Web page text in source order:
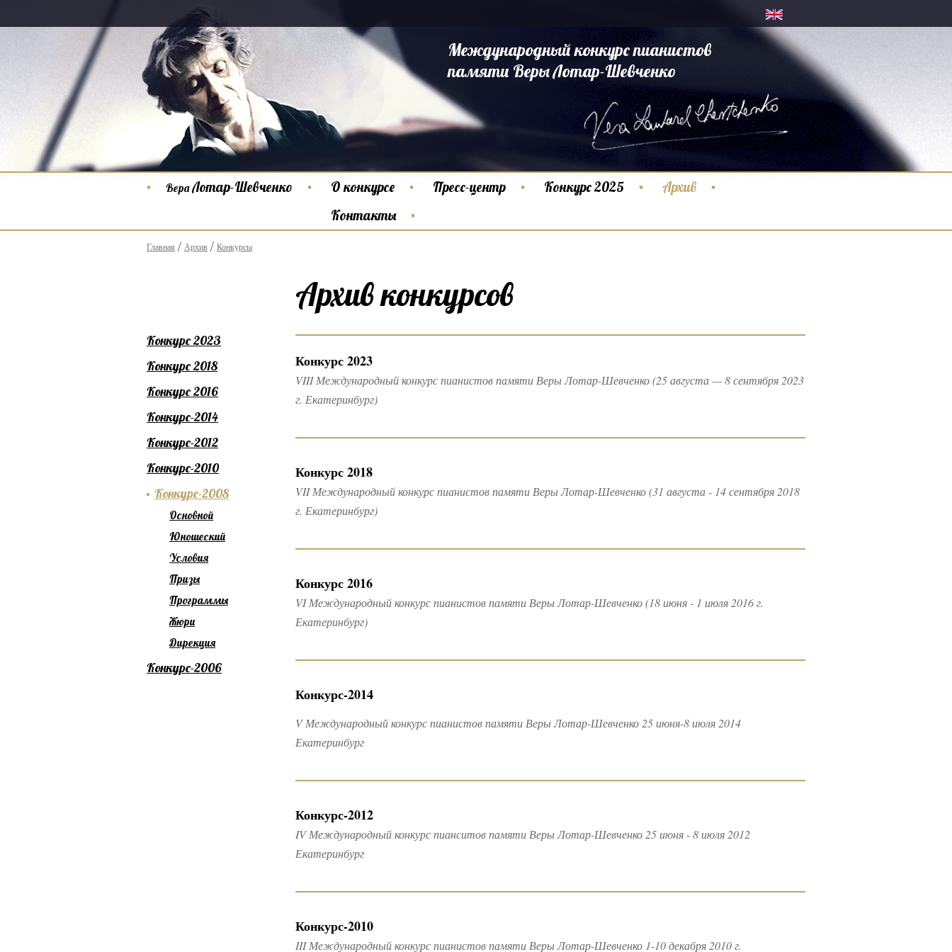
Международный конкурс пианистов
памяти Веры Лотар-Шевченко
ВераЛотар-Шевченко О конкурсе Пресс-центр Конкурс 2025
Архив
Контакты
Главная Архив Конкурсы
Архив конкурсов
Конкурс 2023
VIII Международный конкурс пианистов памяти Веры Лотар-Шевченко (25 августа — 8 сентября 2023
г. Екатеринбург)
Конкурс 2018
VII Международный конкурс пианистов памяти Веры Лотар-Шевченко (31 августа - 14 сентября 2018
г. Екатеринбург)
Конкурс 2016
VI Международный конкурс пианистов памяти Веры Лотар-Шевченко (18 июня - 1 июля 2016 г.
Екатеринбург)
Конкурс-2014
V Международный конкурс пианистов памяти Веры Лотар-Шевченко 25 июня-8 июля 2014
Екатеринбург
Конкурс-2012
IV Международный конкурс пианситов памяти Веры Лотар-Шевченко 25 июня - 8 июля 2012
Екатеринбург
Конкурс-2010
III Международный конкурс пианистов памяти Веры Лотар-Шевченко 1-10 декабря 2010 г.
Конкурс 2023
Конкурс 2018
Конкурс 2016
Конкурс-2014
Конкурс-2012
Конкурс-2010
Конкурс-2008
Основной
Юношеский
Условия
Призы
Программы
Жюри
Дирекция
Конкурс-2006